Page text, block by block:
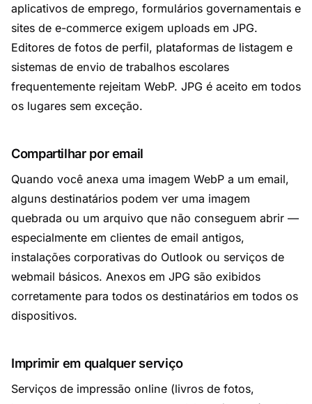
aplicativos de emprego, formulários governamentais e
sites de e-commerce exigem uploads em JPG.
Editores de fotos de perfil, plataformas de listagem e
sistemas de envio de trabalhos escolares
frequentemente rejeitam WebP. JPG é aceito em todos
os lugares sem exceção.
Compartilhar por email
Quando você anexa uma imagem WebP a um email,
alguns destinatários podem ver uma imagem
quebrada ou um arquivo que não conseguem abrir —
especialmente em clientes de email antigos,
instalações corporativas do Outlook ou serviços de
webmail básicos. Anexos em JPG são exibidos
corretamente para todos os destinatários em todos os
dispositivos.
Imprimir em qualquer serviço
Serviços de impressão online (livros de fotos,